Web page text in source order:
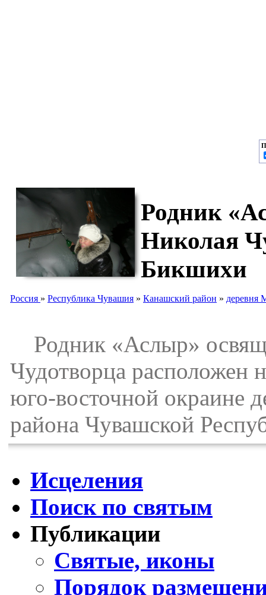
Родник
Николая
Бикшихи
Россия » Республика Чувашия » Канашский район » деревня
Родник «Аслыр»
Чудотворца расположен
юго-восточной окраине
района Чувашской
Исцеления
Поиск по святым
Публикации
Святые, иконы
Порядок